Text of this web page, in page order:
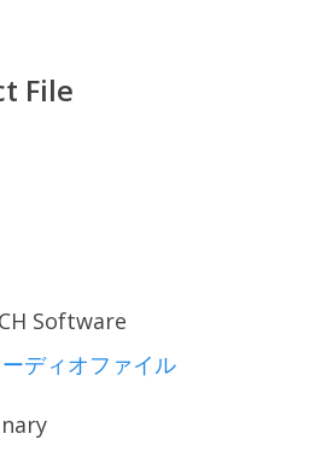
File
Software
ディオファイル